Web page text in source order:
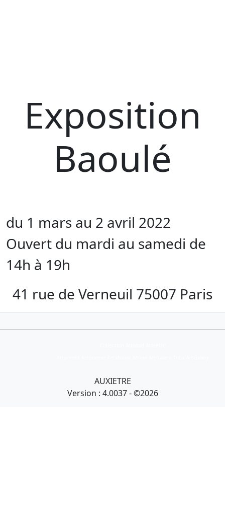
Exposition
Baoulé
du 1 mars au 2 avril 2022
Ouvert du mardi au samedi de
14h à 19h
41 rue de Verneuil 75007 Paris
AUXIETRE
Version : 4.0037 - ©2026